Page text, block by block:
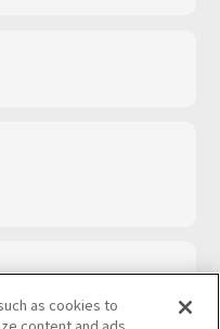
as cookies to